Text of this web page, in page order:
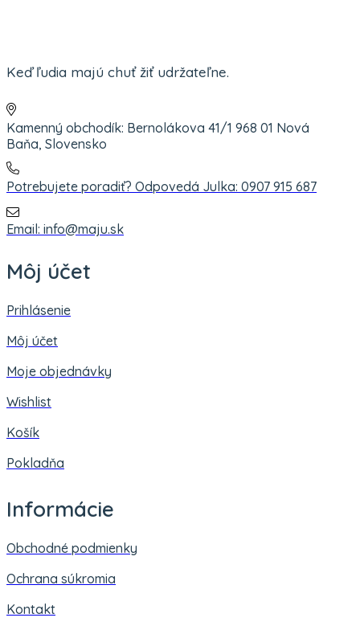
Keď ľudia majú chuť žiť udržateľne.
Kamenný obchodík: Bernolákova 41/1 968 01 Nová
Baňa, Slovensko
Potrebujete poradiť? Odpovedá Julka: 0907 915 687
Email: info@maju.sk
Môj účet
Prihlásenie
Môj účet
Moje objednávky
Wishlist
Košík
Pokladňa
Informácie
Obchodné podmienky
Ochrana súkromia
Kontakt